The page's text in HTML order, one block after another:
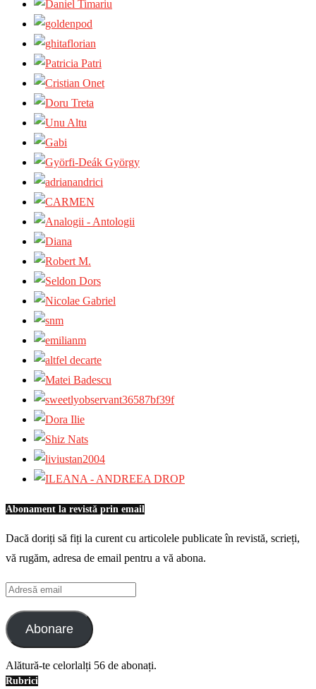
Abonament la revistă prin email
Dacă doriți să fiți la curent cu articolele publicate în revistă, scrieți,
vă rugăm, adresa de email pentru a vă abona.
Adresă
email
Abonare
Alătură-te celorlalți 56 de abonați.
Rubrici